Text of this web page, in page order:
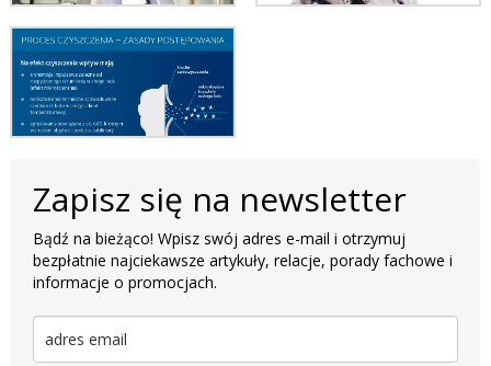
Zapisz się na newsletter
Bądź na bieżąco! Wpisz swój adres e-mail i otrzymuj
bezpłatnie najciekawsze artykuły, relacje, porady fachowe i
informacje o promocjach.